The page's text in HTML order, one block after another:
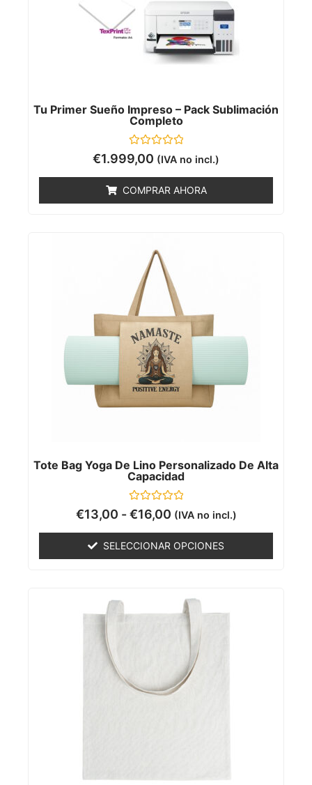
Tu Primer Sueño Impreso – Pack Sublimación
Completo
Valorado
con
5
€1.999,00 (IVA no incl.)
COMPRAR AHORA
Tote Bag Yoga De Lino Personalizado De Alta
Capacidad
Valorado
con
5
€13,00 - €16,00 (IVA no incl.)
SELECCIONAR OPCIONES